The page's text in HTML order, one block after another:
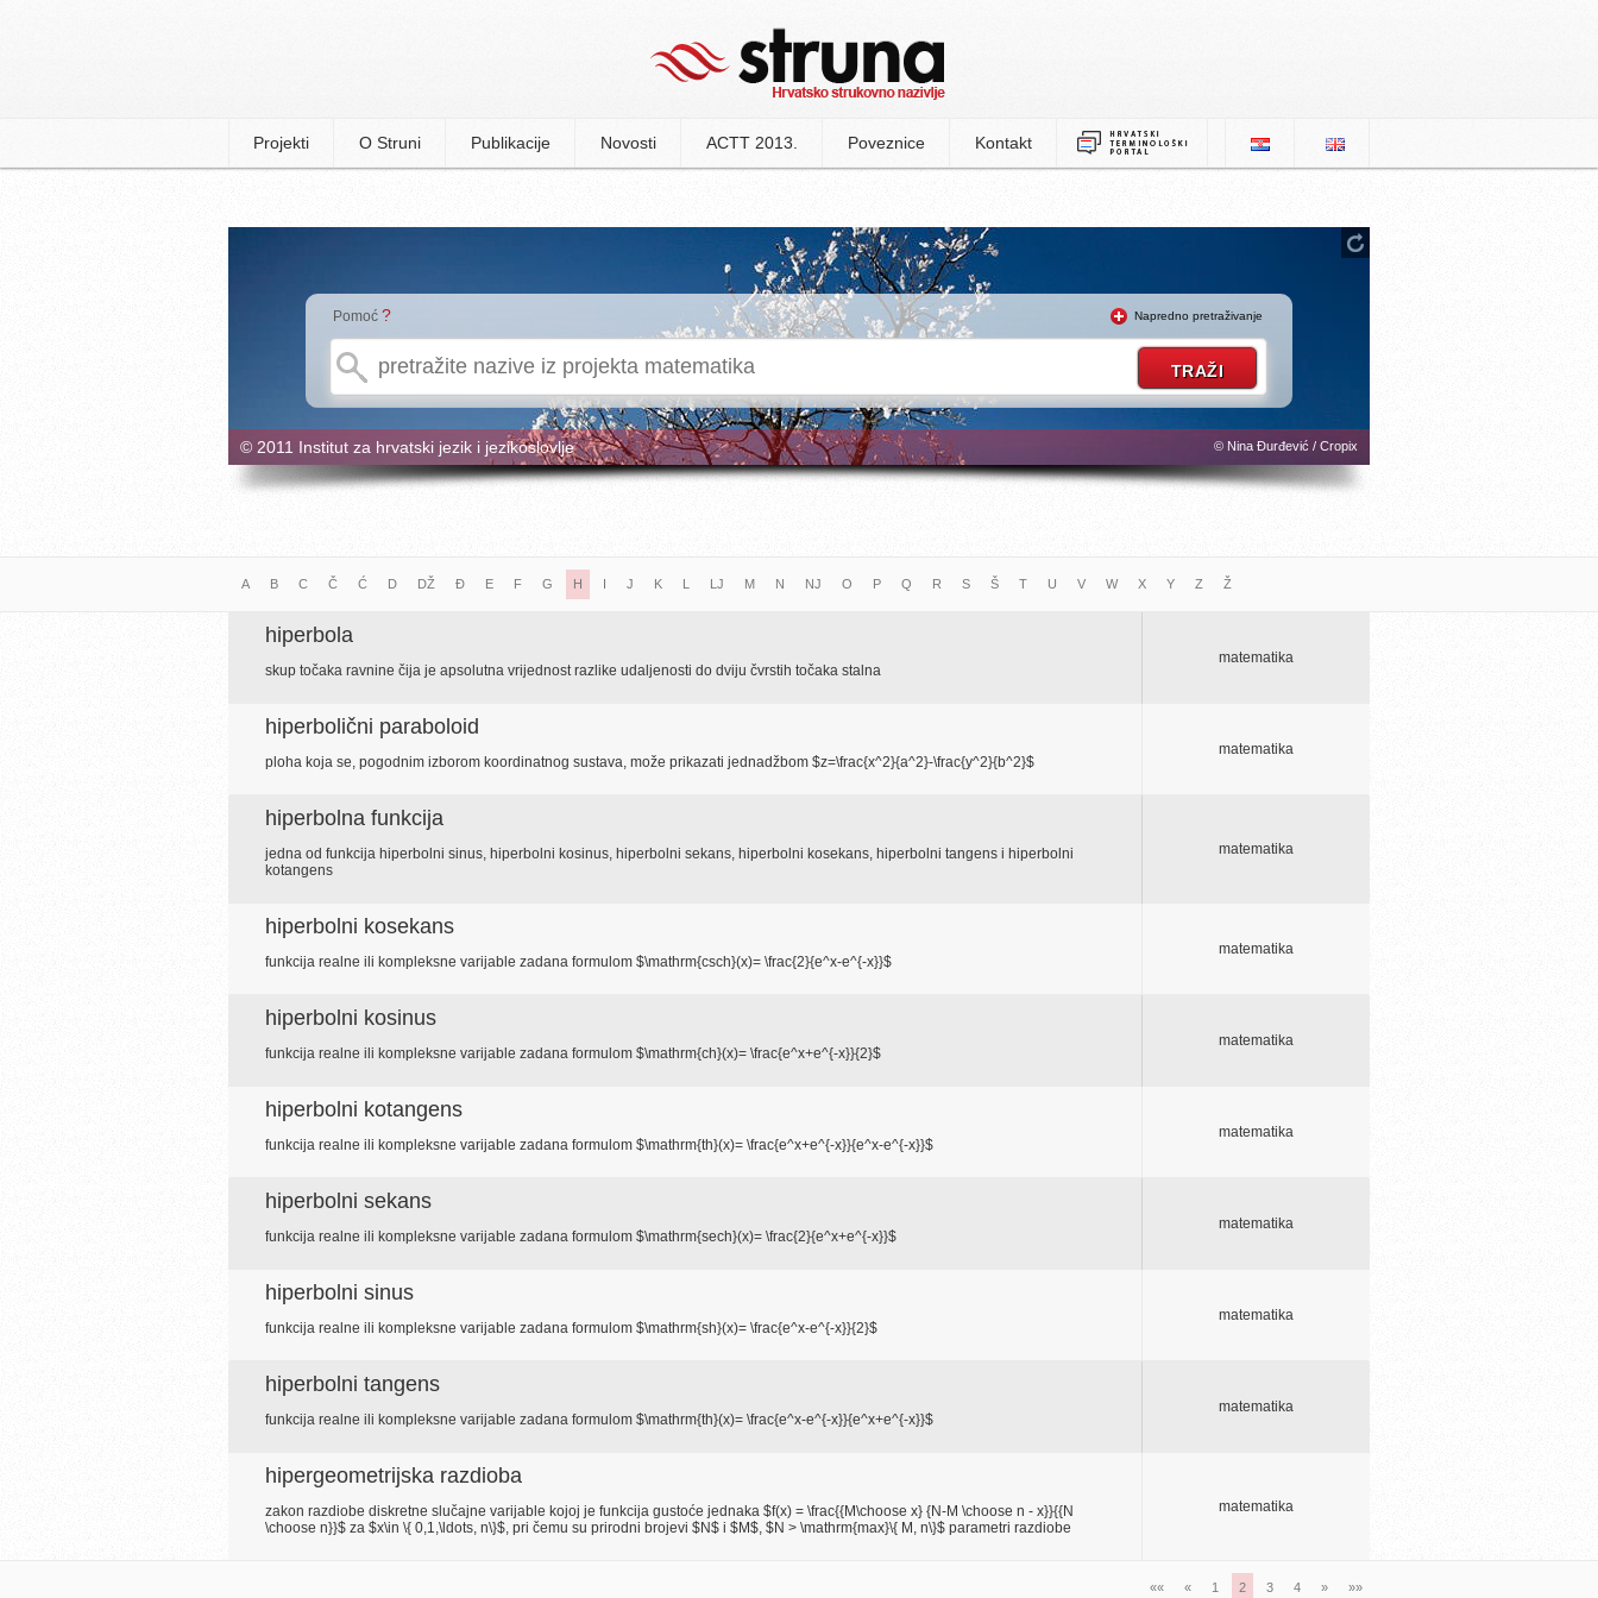
Projekti O Struni Publikacije Novosti ACTT 2013. Poveznice Kontakt
Pomoć ? Napredno pretraživanje
© 2011 Institut za hrvatski jezik i jezikoslovlje © Nina Đurđević / Cropix
A B C Č Ć D DŽ Đ E F G H I J K L LJ M N NJ O P Q R S Š T U V W X Y Z Ž
hiperbola
skup točaka ravnine čija je apsolutna vrijednost razlike udaljenosti do dviju čvrstih točaka stalna
matematika
hiperbolični paraboloid
ploha koja se, pogodnim izborom koordinatnog sustava, može prikazati jednadžbom $z=\frac{x^2}{a^2}-\frac{y^2}{b^2}$
matematika
hiperbolna funkcija
jedna od funkcija hiperbolni sinus, hiperbolni kosinus, hiperbolni sekans, hiperbolni kosekans, hiperbolni tangens i hiperbolni
kotangens
matematika
hiperbolni kosekans
funkcija realne ili kompleksne varijable zadana formulom $\mathrm{csch}(x)= \frac{2}{e^x-e^{-x}}$
matematika
hiperbolni kosinus
funkcija realne ili kompleksne varijable zadana formulom $\mathrm{ch}(x)= \frac{e^x+e^{-x}}{2}$
matematika
hiperbolni kotangens
funkcija realne ili kompleksne varijable zadana formulom $\mathrm{th}(x)= \frac{e^x+e^{-x}}{e^x-e^{-x}}$
matematika
hiperbolni sekans
funkcija realne ili kompleksne varijable zadana formulom $\mathrm{sech}(x)= \frac{2}{e^x+e^{-x}}$
matematika
hiperbolni sinus
funkcija realne ili kompleksne varijable zadana formulom $\mathrm{sh}(x)= \frac{e^x-e^{-x}}{2}$
matematika
hiperbolni tangens
funkcija realne ili kompleksne varijable zadana formulom $\mathrm{th}(x)= \frac{e^x-e^{-x}}{e^x+e^{-x}}$
matematika
hipergeometrijska razdioba
zakon razdiobe diskretne slučajne varijable kojoj je funkcija gustoće jednaka $f(x) = \frac{{M\choose x} {N-M \choose n - x}}{{N
\choose n}}$ za $x\in \{ 0,1,\ldots, n\}$, pri čemu su prirodni brojevi $N$ i $M$, $N > \mathrm{max}\{ M, n\}$ parametri razdiobe
matematika
«« « 1 2 3 4 » »»